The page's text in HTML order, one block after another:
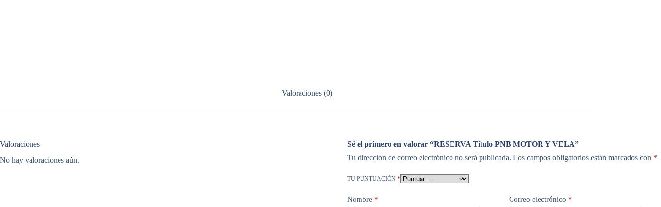
Valoraciones (0)
Valoraciones
No hay valoraciones aún.
Sé el primero en valorar “RESERVA Título PNB MOTOR Y VELA”
Tu dirección de correo electrónico no será publicada. Los campos obligatorios están marcados con *
TU PUNTUACIÓN *
Nombre * Correo electrónico *